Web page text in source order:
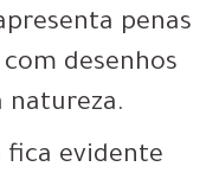
penas
desenhos
natureza.
fica evidente